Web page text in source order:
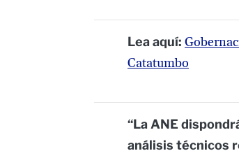
Lea aquí:
Catatumbo
“La ANE
análisis técnicos